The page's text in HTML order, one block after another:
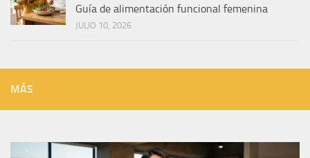
Guía de alimentación funcional femenina
JULIO 10, 2026
MÁS